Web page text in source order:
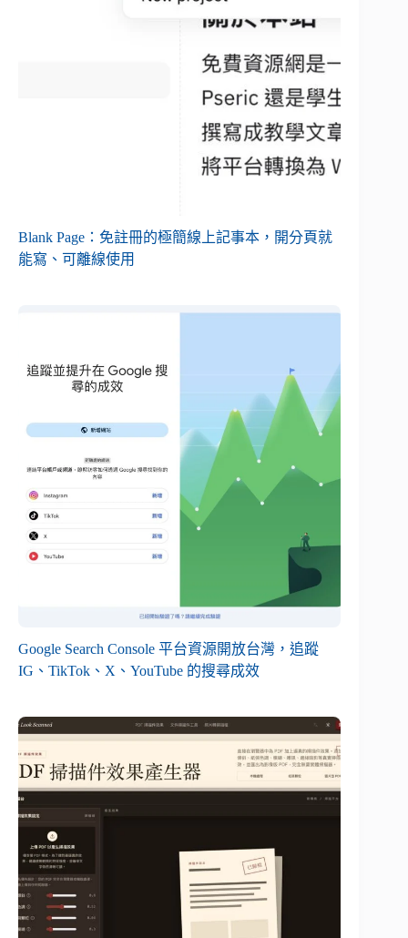
Blank Page：免註冊的極簡線上記事本，開分頁就
能寫、可離線使用
Google Search Console 平台資源開放台灣，追蹤
IG、TikTok、X、YouTube 的搜尋成效